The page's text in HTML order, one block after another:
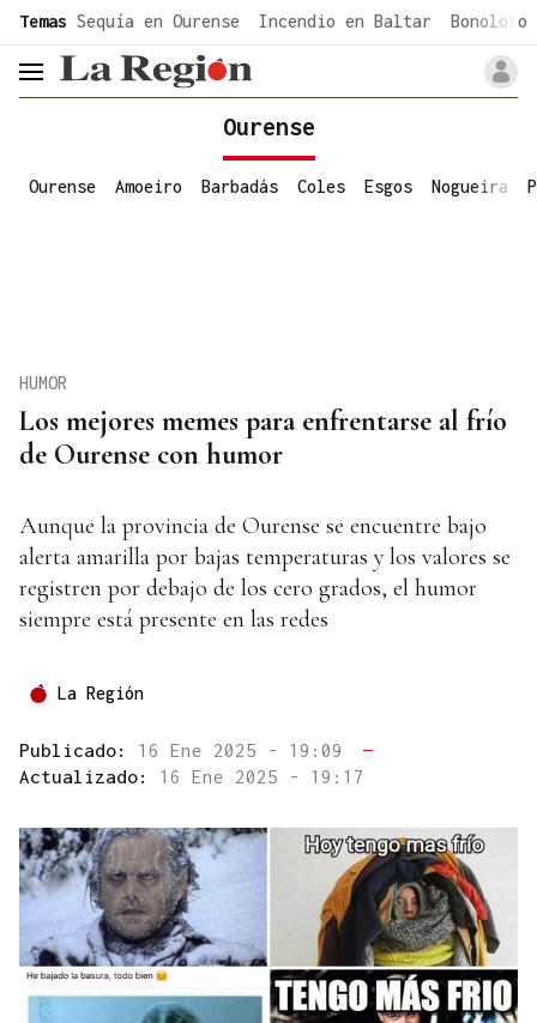
common.go-to-content
Temas Sequía en Ourense Incendio en Baltar Bonoloto
header.menu.open
Ourense
Ourense Amoeiro Barbadás Coles Esgos Nogueira
Los mejores memes para enfrentarse al frío
de Ourense con humor
HUMOR
Aunque la provincia de Ourense se encuentre bajo
alerta amarilla por bajas temperaturas y los valores se
registren por debajo de los cero grados, el humor
siempre está presente en las redes
La Región
Publicado: 16 Ene 2025 - 19:09
—
Actualizado: 16 Ene 2025 - 19:17